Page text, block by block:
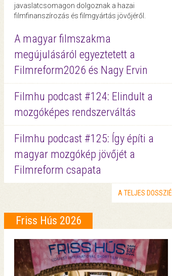
javaslatcsomagon dolgoznak a hazai
filmfinanszírozás és filmgyártás jövőjéről.
A magyar filmszakma
megújulásáról egyeztetett a
Filmreform2026 és Nagy Ervin
Filmhu podcast #124: Elindult a
mozgóképes rendszerváltás
Filmhu podcast #125: Így építi a
magyar mozgókép jövőjét a
Filmreform csapata
A TELJES DOSSZIÉ
Friss Hús 2026